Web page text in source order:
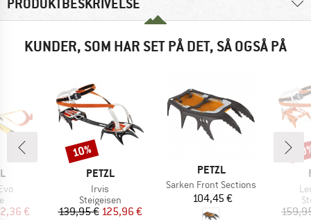
PRODUKTBESKRIVELSE
KUNDER, SOM HAR SET PÅ DET, SÅ OGSÅ PÅ
pris
€
MÆRKE
PETZL
Artikel
Irvis
Produktgruppe
Steigeisen
Pris
139,95 €Nedsat pris
125,96 €
Rabat
10%
MÆRKE
PETZL
Artikel
Sarken Front Sections
Pris
104,45 €